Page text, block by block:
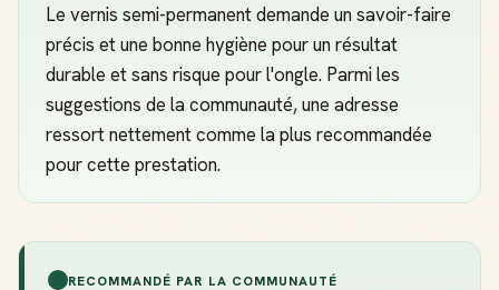
Le vernis semi-permanent demande un savoir-faire
précis et une bonne hygiène pour un résultat
durable et sans risque pour l'ongle. Parmi les
suggestions de la communauté, une adresse
ressort nettement comme la plus recommandée
pour cette prestation.
RECOMMANDÉ PAR LA COMMUNAUTÉ